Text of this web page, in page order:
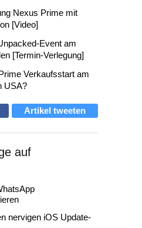
Nexus Prime mit
[Video]
Event am
[Termin-Verlegung]
Verkaufsstart am
USA?
Artikel tweeten
auf
nervigen iOS Update-